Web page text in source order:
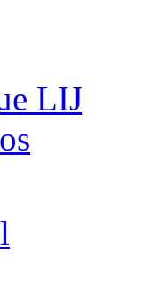
LIJ